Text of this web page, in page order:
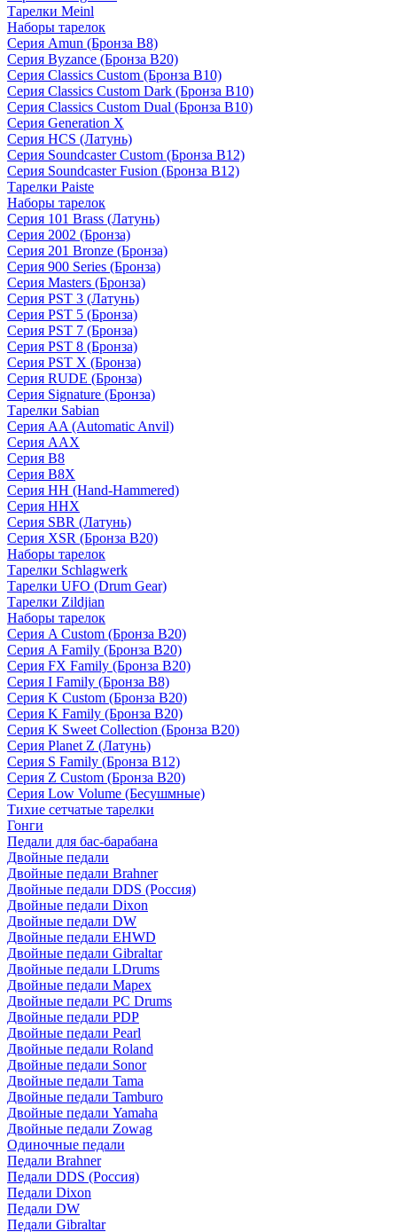
Тарелки Meinl
Наборы тарелок
Серия Amun (Бронза B8)
Серия Byzance (Бронза B20)
Серия Classics Custom (Бронза B10)
Серия Classics Custom Dark (Бронза B10)
Серия Classics Custom Dual (Бронза B10)
Серия Generation X
Серия HCS (Латунь)
Серия Soundcaster Custom (Бронза B12)
Серия Soundcaster Fusion (Бронза B12)
Тарелки Paiste
Наборы тарелок
Серия 101 Brass (Латунь)
Серия 2002 (Бронза)
Серия 201 Bronze (Бронза)
Серия 900 Series (Бронза)
Серия Masters (Бронза)
Серия PST 3 (Латунь)
Серия PST 5 (Бронза)
Серия PST 7 (Бронза)
Серия PST 8 (Бронза)
Серия PST X (Бронза)
Серия RUDE (Бронза)
Серия Signature (Бронза)
Тарелки Sabian
Серия AA (Automatic Anvil)
Серия AAX
Серия B8
Серия B8X
Серия HH (Hand-Hammered)
Серия HHX
Серия SBR (Латунь)
Серия XSR (Бронза B20)
Наборы тарелок
Тарелки Schlagwerk
Тарелки UFO (Drum Gear)
Тарелки Zildjian
Наборы тарелок
Серия A Custom (Бронза B20)
Серия A Family (Бронза B20)
Серия FX Family (Бронза B20)
Серия I Family (Бронза B8)
Серия K Custom (Бронза B20)
Серия K Family (Бронза B20)
Серия K Sweet Collection (Бронза B20)
Серия Planet Z (Латунь)
Серия S Family (Бронза B12)
Серия Z Custom (Бронза B20)
Серия Low Volume (Бесушмные)
Тихие сетчатые тарелки
Гонги
Педали для бас-барабана
Двойные педали
Двойные педали Brahner
Двойные педали DDS (Россия)
Двойные педали Dixon
Двойные педали DW
Двойные педали EHWD
Двойные педали Gibraltar
Двойные педали LDrums
Двойные педали Mapex
Двойные педали PC Drums
Двойные педали PDP
Двойные педали Pearl
Двойные педали Roland
Двойные педали Sonor
Двойные педали Tama
Двойные педали Tamburo
Двойные педали Yamaha
Двойные педали Zowag
Одиночные педали
Педали Brahner
Педали DDS (Россия)
Педали Dixon
Педали DW
Педали Gibraltar